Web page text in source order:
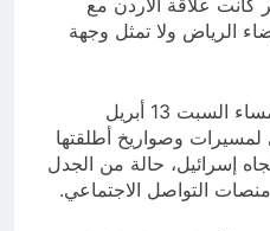
كانت علاقة الأردن مع
الرياض ولا تمثل وجهة
كما أحدثت مشاركة الأردن، مساء السبت 13 أبريل
التصدي لمسيرات وصواريخ أطلقتها
إسرائيل، حالة من الجدل
التواصل الاجتماعي.